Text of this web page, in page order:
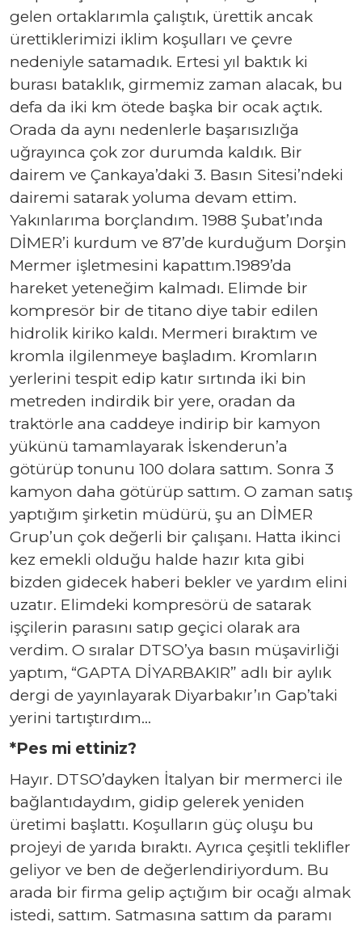
gelen ortaklarımla çalıştık, ürettik ancak
ürettiklerimizi iklim koşulları ve çevre
nedeniyle satamadık. Ertesi yıl baktık ki
burası bataklık, girmemiz zaman alacak, bu
defa da iki km ötede başka bir ocak açtık.
Orada da aynı nedenlerle başarısızlığa
uğrayınca çok zor durumda kaldık. Bir
dairem ve Çankaya’daki 3. Basın Sitesi’ndeki
dairemi satarak yoluma devam ettim.
Yakınlarıma borçlandım. 1988 Şubat’ında
DİMER’i kurdum ve 87’de kurduğum Dorşin
Mermer işletmesini kapattım.1989’da
hareket yeteneğim kalmadı. Elimde bir
kompresör bir de titano diye tabir edilen
hidrolik kiriko kaldı. Mermeri bıraktım ve
kromla ilgilenmeye başladım. Kromların
yerlerini tespit edip katır sırtında iki bin
metreden indirdik bir yere, oradan da
traktörle ana caddeye indirip bir kamyon
yükünü tamamlayarak İskenderun’a
götürüp tonunu 100 dolara sattım. Sonra 3
kamyon daha götürüp sattım. O zaman satış
yaptığım şirketin müdürü, şu an DİMER
Grup’un çok değerli bir çalışanı. Hatta ikinci
kez emekli olduğu halde hazır kıta gibi
bizden gidecek haberi bekler ve yardım elini
uzatır. Elimdeki kompresörü de satarak
işçilerin parasını satıp geçici olarak ara
verdim. O sıralar DTSO’ya basın müşavirliği
yaptım, “GAPTA DİYARBAKIR” adlı bir aylık
dergi de yayınlayarak Diyarbakır’ın Gap’taki
yerini tartıştırdım…
*Pes mi ettiniz?
Hayır. DTSO’dayken İtalyan bir mermerci ile
bağlantıdaydım, gidip gelerek yeniden
üretimi başlattı. Koşulların güç oluşu bu
projeyi de yarıda bıraktı. Ayrıca çeşitli teklifler
geliyor ve ben de değerlendiriyordum. Bu
arada bir firma gelip açtığım bir ocağı almak
istedi, sattım. Satmasına sattım da paramı